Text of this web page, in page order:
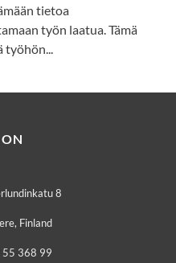
tietoa
työn laatua. Tämä
työhön...
8
Finland
55 368 99